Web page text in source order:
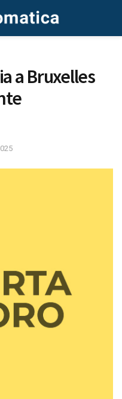
a Bruxelles